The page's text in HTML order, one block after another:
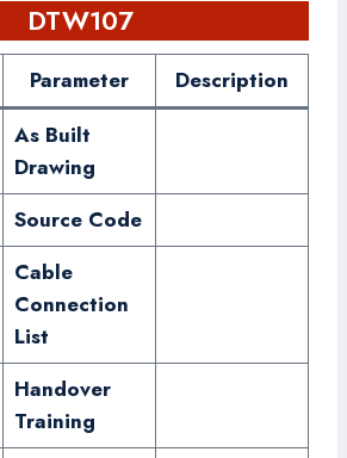
DTW107
Parameter Description
As Built
Drawing
Source Code
Cable
Connection
List
Handover
Training